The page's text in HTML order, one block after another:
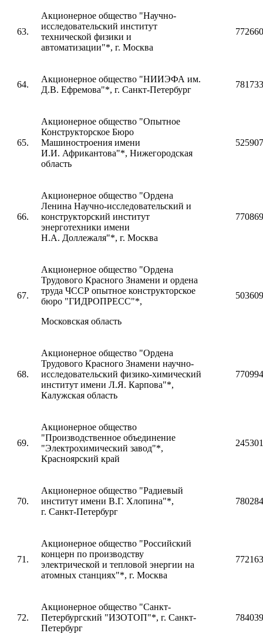
63.
Акционерное общество "Научно-
исследовательский институт
технической физики и
автоматизации"*, г. Москва
64.
Акционерное общество "НИИЭФА им.
Д.В. Ефремова"*, г. Санкт-Петербург
65.
Акционерное общество "Опытное
Конструкторское Бюро
Машиностроения имени
И.И. Африкантова"*, Нижегородская
область
66.
Акционерное общество "Ордена
Ленина Научно-исследовательский и
конструкторский институт
энерготехники имени
Н.А. Доллежаля"*, г. Москва
67.
Акционерное общество "Ордена
Трудового Красного Знамени и ордена
труда ЧССР опытное конструкторское
бюро "ГИДРОПРЕСС"*,
Московская область
68.
Акционерное общество "Ордена
Трудового Красного Знамени научно-
исследовательский физико-химический
институт имени Л.Я. Карпова"*,
Калужская область
69.
Акционерное общество
"Производственное объединение
"Электрохимический завод"*,
Красноярский край
70.
Акционерное общество "Радиевый
институт имени В.Г. Хлопина"*,
г. Санкт-Петербург
71.
Акционерное общество "Российский
концерн по производству
электрической и тепловой энергии на
атомных станциях"*, г. Москва
72.
Акционерное общество "Санкт-
Петербургский "ИЗОТОП"*, г. Санкт-
Петербург